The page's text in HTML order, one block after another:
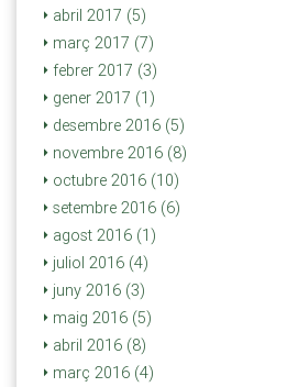
abril 2017 (5)
març 2017 (7)
febrer 2017 (3)
gener 2017 (1)
desembre 2016 (5)
novembre 2016 (8)
octubre 2016 (10)
setembre 2016 (6)
agost 2016 (1)
juliol 2016 (4)
juny 2016 (3)
maig 2016 (5)
abril 2016 (8)
març 2016 (4)